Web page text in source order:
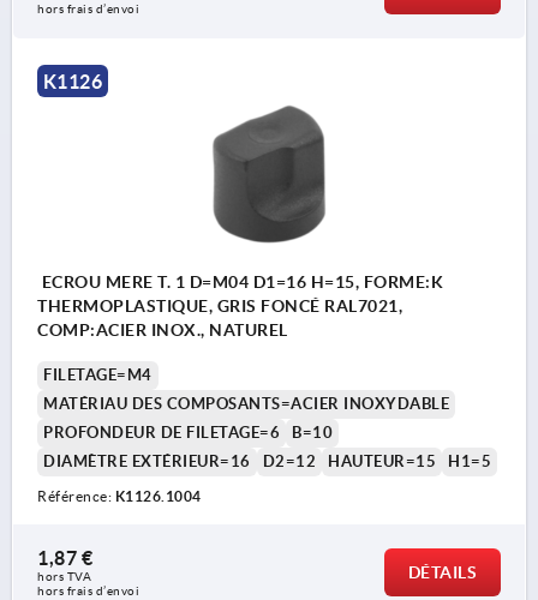
hors frais d’envoi
K1126
ECROU MERE T. 1 D=M04 D1=16 H=15, FORME:K
THERMOPLASTIQUE, GRIS FONCÉ RAL7021,
COMP:ACIER INOX., NATUREL
FILETAGE=M4
MATÉRIAU DES COMPOSANTS=ACIER INOXYDABLE
PROFONDEUR DE FILETAGE=6
B=10
DIAMÈTRE EXTÉRIEUR=16
D2=12 HAUTEUR=15 H1=5
Référence: K1126.1004
1,87 €
hors TVA
hors frais d’envoi
DÉTAILS